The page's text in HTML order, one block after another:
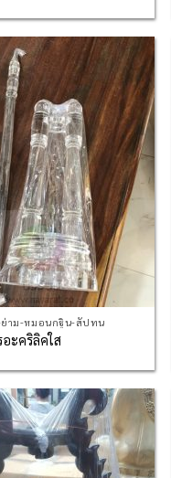
Add to
Wishlist
ย่าม-หมอนกฐิน-สัปทน
ะคริลิคใส
Add to
Wishlist